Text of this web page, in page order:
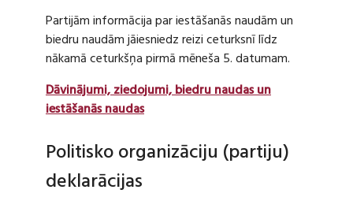
Partijām informācija par iestāšanās naudām un
biedru naudām jāiesniedz reizi ceturksnī līdz
nākamā ceturkšņa pirmā mēneša 5. datumam.
Dāvinājumi, ziedojumi, biedru naudas un
iestāšanās naudas
Politisko organizāciju (partiju)
deklarācijas